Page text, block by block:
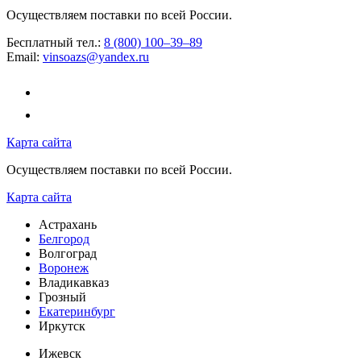
Осуществляем поставки по всей России.
Бесплатный тел.: 8 (800) 100–39–89
Email: vinsoazs@yandex.ru
Карта сайта
Осуществляем поставки по всей России.
Карта сайта
Астрахань
Белгород
Волгоград
Воронеж
Владикавказ
Грозный
Екатеринбург
Иркутск
Ижевск